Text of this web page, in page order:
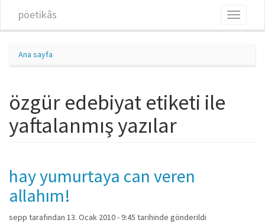
pöetikâs
Toggle
Ana sayfa
özgür edebiyat etiketi ile
yaftalanmış yazılar
hay yumurtaya can veren
allahım!
sepp tarafından 13. Ocak 2010 - 9:45 tarihinde gönderildi